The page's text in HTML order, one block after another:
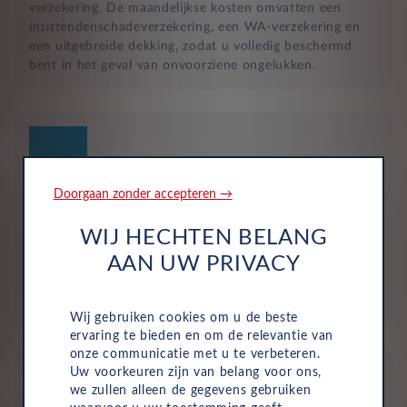
verzekering. De maandelijkse kosten omvatten een
inzittendenschadeverzekering, een WA-verzekering en
een uitgebreide dekking, zodat u volledig beschermd
bent in het geval van onvoorziene ongelukken.
Bij zakelijke lease is de leasemaatschappij eigenaar van
de auto en betaalt u een vast maandbedrag. Hierdoor
Doorgaan zonder accepteren →
WIJ HECHTEN BELANG
AAN UW PRIVACY
Wij gebruiken cookies om u de beste
ervaring te bieden en om de relevantie van
onze communicatie met u te verbeteren.
Uw voorkeuren zijn van belang voor ons,
we zullen alleen de gegevens gebruiken